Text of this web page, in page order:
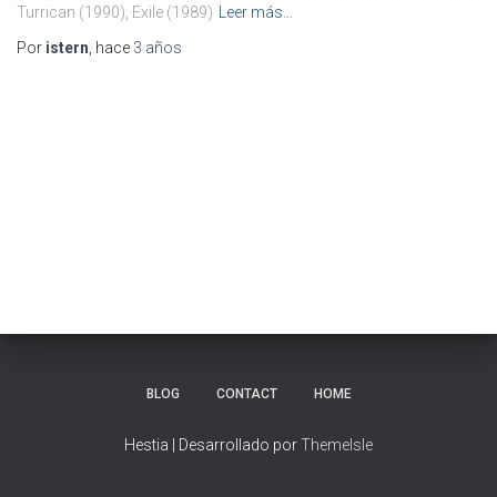
Turrican (1990), Exile (1989)
Leer más…
Por istern , hace 3 años
BLOG CONTACT HOME
Hestia | Desarrollado porThemeIsle